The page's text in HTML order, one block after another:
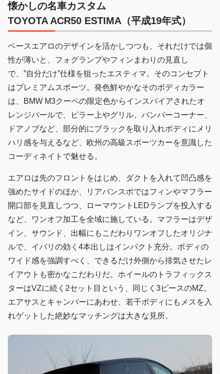
懐かしの名車カスタム
TOYOTA ACR50 ESTIMA（平成19年式）
ベースエアロのデザインを活かしつつも、それだけでは個
性が薄いと、フォグランプやフィンまわりの見直し
で、”自分だけ”仕様を狙ったエスティマ。そのコンセプト
はプレミアムスポーツ。発色鮮やかなそのボディカラー
は、BMW M3クーペの限定色からインスパイアされたオ
レンジパールで、ピラー上やグリル、バンパーコーナー、
ドアノブなど、部分的にブラックを取り入れボディにメリ
ハリ感を与えるなど、欧州の高級スポーツカーを意識した
コーディネイトで魅せる。
エアロは先のフロントをはじめ、ダクトを入れて凹凸感を
強めたサイドのほか、リアバンスポではフィンやマフラー
開口部を見直しつつ、ローマウントLEDランプを投入する
など、ワンオフ加工を全域に施している。マフラーはデザ
イン、サウンド、出幅にもこだわりワンオフしたオリジナ
ルで、イバリの効く4本出しはインパクト充分。ボディの
ワイド感を強調すべく、できるだけ外側から排気させたレ
イアウトも密かなこだわりだ。ホイールのトラフィックス
ターはVZに続く2セット目という、同じく3ピースのMZ。
エアサスとキャンバーにあわせ、若干ボディにもメスを入
れゲットした絶妙なマッチングは大きな見所。